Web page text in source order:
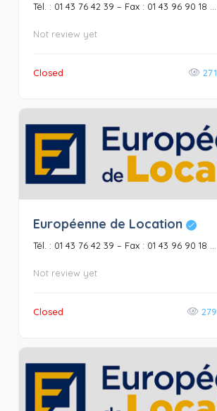
Tél. : 01 43 76 42 39 – Fax : 01 43 96 90 18 ...
Not review yet
Closed 271
Européenne de Location
Tél. : 01 43 76 42 39 – Fax : 01 43 96 90 18 ...
Not review yet
Closed 279